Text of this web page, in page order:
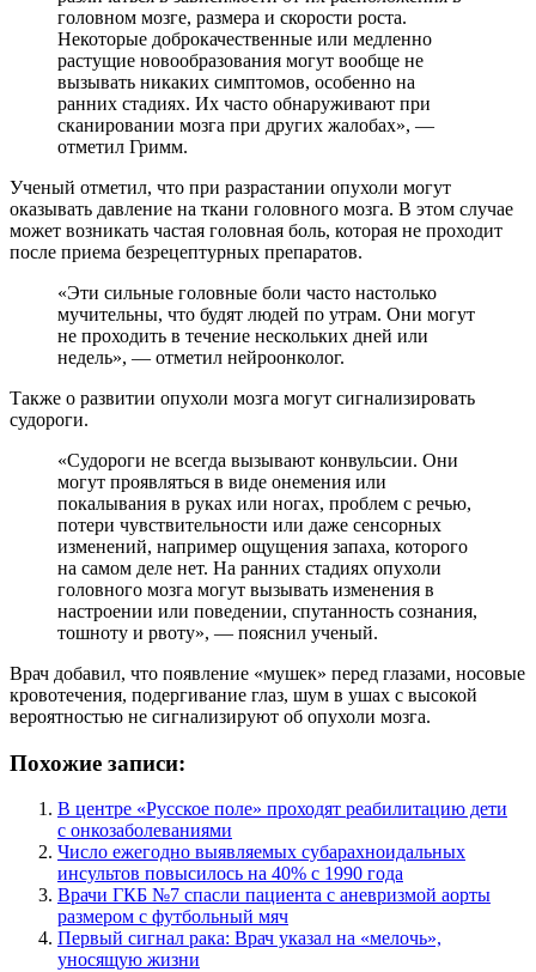
головном мозге, размера и скорости роста.
Некоторые доброкачественные или медленно
растущие новообразования могут вообще не
вызывать никаких симптомов, особенно на
ранних стадиях. Их часто обнаруживают при
сканировании мозга при других жалобах», —
отметил Гримм.
Ученый отметил, что при разрастании опухоли могут
оказывать давление на ткани головного мозга. В этом случае
может возникать частая головная боль, которая не проходит
после приема безрецептурных препаратов.
«Эти сильные головные боли часто настолько
мучительны, что будят людей по утрам. Они могут
не проходить в течение нескольких дней или
недель», — отметил нейроонколог.
Также о развитии опухоли мозга могут сигнализировать
судороги.
«Судороги не всегда вызывают конвульсии. Они
могут проявляться в виде онемения или
покалывания в руках или ногах, проблем с речью,
потери чувствительности или даже сенсорных
изменений, например ощущения запаха, которого
на самом деле нет. На ранних стадиях опухоли
головного мозга могут вызывать изменения в
настроении или поведении, спутанность сознания,
тошноту и рвоту», — пояснил ученый.
Врач добавил, что появление «мушек» перед глазами, носовые
кровотечения, подергивание глаз, шум в ушах с высокой
вероятностью не сигнализируют об опухоли мозга.
Похожие записи:
В центре «Русское поле» проходят реабилитацию дети
с онкозаболеваниями
Число ежегодно выявляемых субарахноидальных
инсультов повысилось на 40% с 1990 года
Врачи ГКБ №7 спасли пациента с аневризмой аорты
размером с футбольный мяч
Первый сигнал рака: Врач указал на «мелочь»,
уносящую жизни